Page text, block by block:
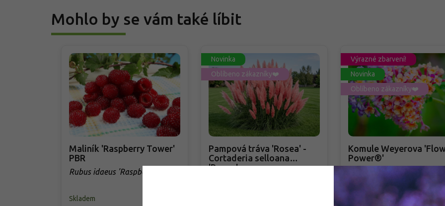
Mohlo by se vám také líbit
Maliník 'Raspberry Tower'
PBR
Rubus idaeus 'Raspberry
Skladem
Novinka
Oblíbeno zákazníky❤️
Pampová tráva 'Rosea' -
Cortaderia selloana
'Rosea'
Výrazné zbarvení!
Novinka
Oblíbeno zákazníky❤️
Komule Weyerova
Power®'
Buddleja weyeriana 'Flower
Power®'
PŘEDOBJEDNÁVKA PODZIM